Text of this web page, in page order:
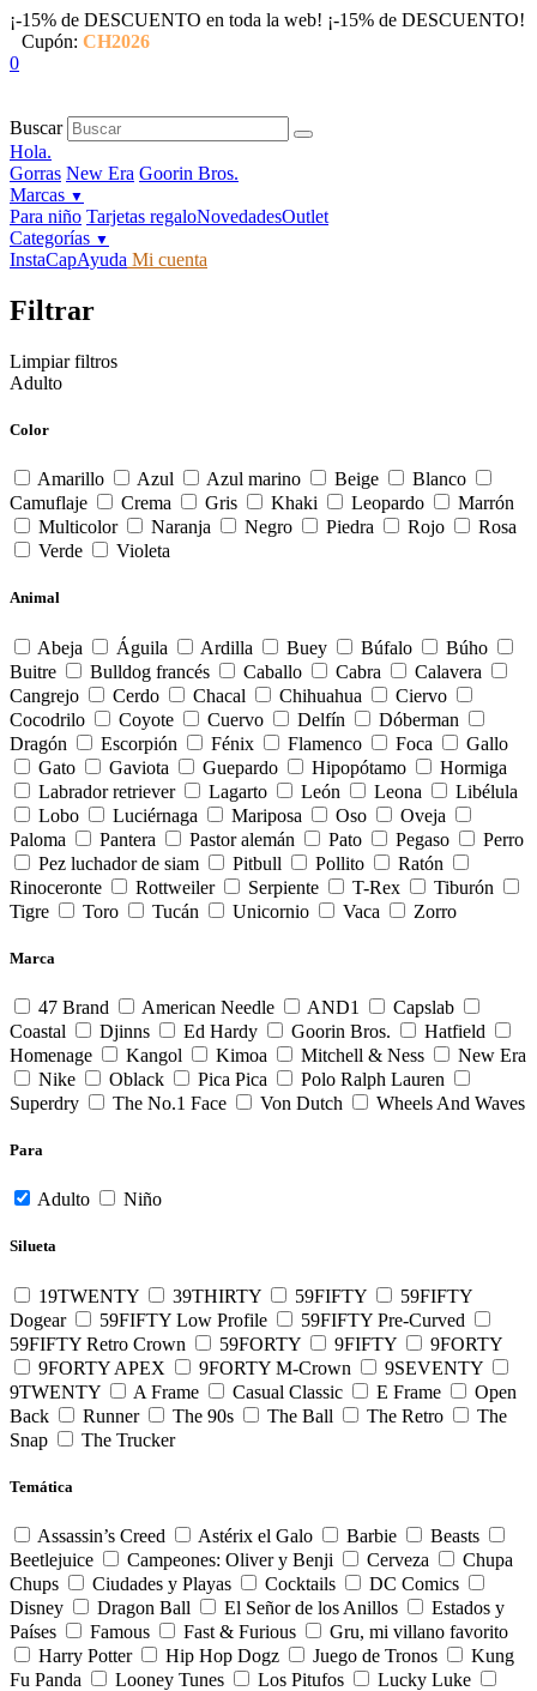
¡-15% de DESCUENTO en toda la web! ¡-15% de DESCUENTO!
Cupón: CH2026
0
Buscar
Hola.
Gorras New Era Goorin Bros.
Marcas ▼
Para niño Tarjetas regaloNovedadesOutlet
Categorías ▼
InstaCapAyuda Mi cuenta
Filtrar
Limpiar filtros
Adulto
Color
Amarillo Azul Azul marino Beige
Blanco
Camuflaje
Crema Gris Khaki Leopardo
Marrón
Multicolor
Naranja Negro Piedra Rojo
Rosa
Verde
Violeta
Animal
Abeja Águila Ardilla Buey Búfalo
Búho
Buitre
Bulldog francés Caballo Cabra
Calavera
Cangrejo
Cerdo Chacal Chihuahua
Ciervo
Cocodrilo
Coyote Cuervo Delfín
Dóberman
Dragón
Escorpión Fénix Flamenco Foca
Gallo
Gato
Gaviota Guepardo Hipopótamo
Hormiga
Labrador retriever
Lagarto León Leona
Libélula
Lobo
Luciérnaga Mariposa Oso
Oveja
Paloma
Pantera Pastor alemán Pato Pegaso
Perro
Pez luchador de siam
Pitbull Pollito
Ratón
Rinoceronte
Rottweiler Serpiente T-Rex
Tiburón
Tigre
Toro Tucán Unicornio Vaca Zorro
Marca
47 Brand American Needle AND1
Capslab
Coastal
Djinns Ed Hardy Goorin Bros.
Hatfield
Homenage
Kangol Kimoa Mitchell & Ness
New Era
Nike
Oblack Pica Pica
Polo Ralph Lauren
Superdry
The No.1 Face Von Dutch Wheels And Waves
Para
Adulto Niño
Silueta
19TWENTY 39THIRTY 59FIFTY
59FIFTY
Dogear
59FIFTY Low Profile
59FIFTY Pre-Curved
59FIFTY Retro Crown
59FORTY 9FIFTY
9FORTY
9FORTY APEX
9FORTY M-Crown
9SEVENTY
9TWENTY
A Frame Casual Classic E Frame
Open
Back
Runner The 90s The Ball The Retro
The
Snap
The Trucker
Temática
Assassin’s Creed Astérix el Galo Barbie
Beasts
Beetlejuice
Campeones: Oliver y Benji Cerveza
Chupa
Chups
Ciudades y Playas Cocktails
DC Comics
Disney
Dragon Ball El Señor de los Anillos
Estados y
Países
Famous Fast & Furious
Gru, mi villano favorito
Harry Potter
Hip Hop Dogz Juego de Tronos
Kung
Fu Panda
Looney Tunes Los Pitufos
Lucky Luke